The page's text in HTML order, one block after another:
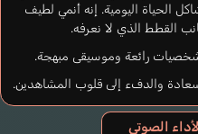
الحياة اليومية. إنه أنمي لطيف
القطط الذي لا نعرفه.
رائعة وموسيقى مبهجة.
والدفء إلى قلوب المشاهدين.
الصوتي